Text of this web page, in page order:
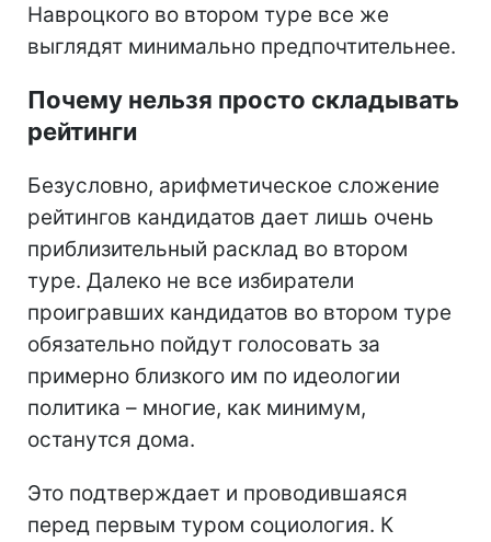
Навроцкого во втором туре все же
выглядят минимально предпочтительнее.
Почему нельзя просто складывать
рейтинги
Безусловно, арифметическое сложение
рейтингов кандидатов дает лишь очень
приблизительный расклад во втором
туре. Далеко не все избиратели
проигравших кандидатов во втором туре
обязательно пойдут голосовать за
примерно близкого им по идеологии
политика – многие, как минимум,
останутся дома.
Это подтверждает и проводившаяся
перед первым туром социология. К